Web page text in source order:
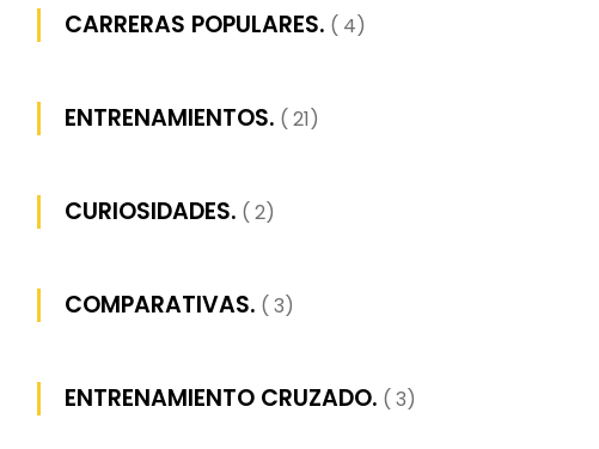
CARRERAS POPULARES. ( 4)
ENTRENAMIENTOS. ( 21)
CURIOSIDADES. ( 2)
COMPARATIVAS. ( 3)
ENTRENAMIENTO CRUZADO. ( 3)